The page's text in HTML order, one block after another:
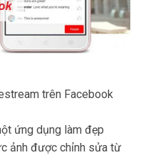
trên Facebook
ứng dụng làm đẹp
ảnh được chỉnh sửa từ